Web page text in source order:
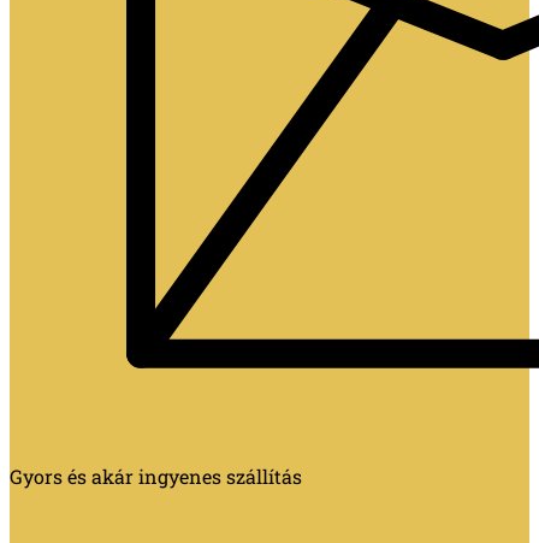
Gyors és akár ingyenes szállítás